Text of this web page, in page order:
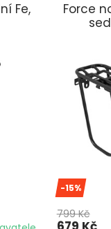
Fe,
Force
-15%
799 Kč